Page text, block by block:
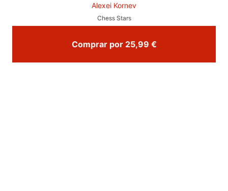
Alexei Kornev
Chess Stars
Comprar por 25,99 €